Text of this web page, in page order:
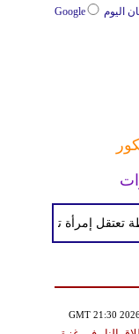
اليوم Google
إمرأة تم القبض عليها